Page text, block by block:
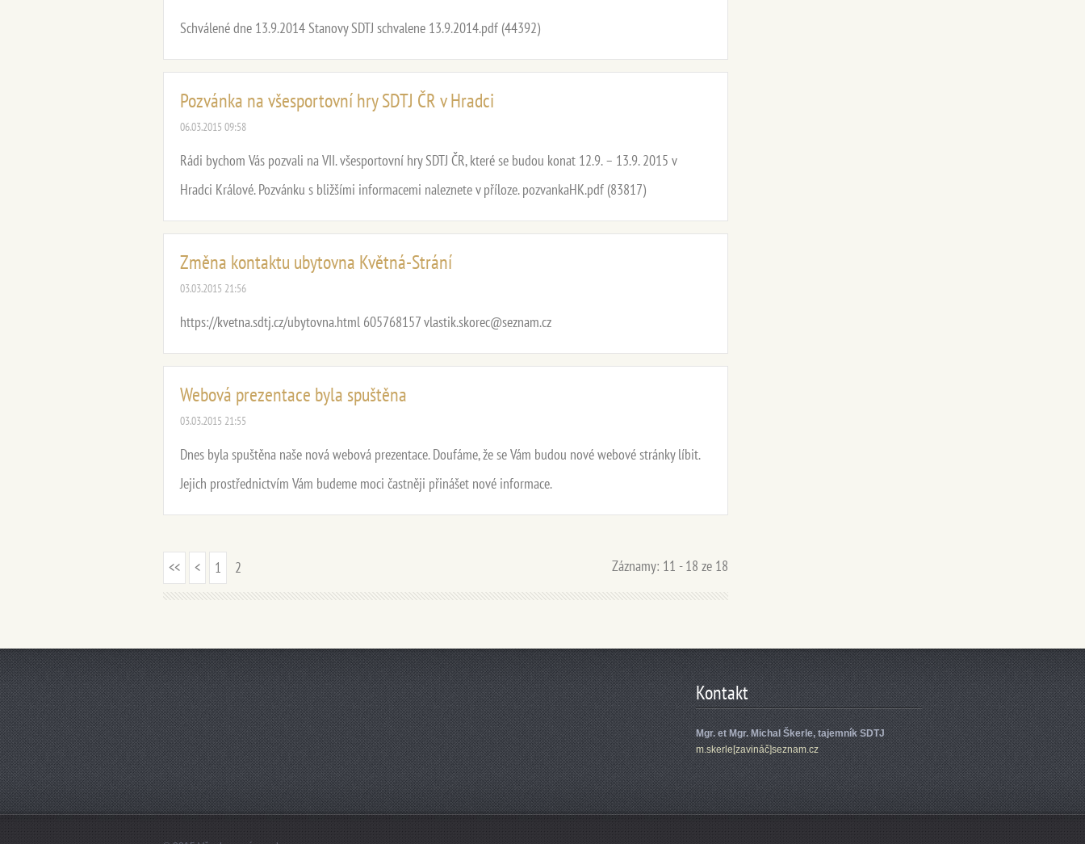
Schválené dne 13.9.2014 Stanovy SDTJ schvalene 13.9.2014.pdf (44392)
Pozvánka na všesportovní hry SDTJ ČR v Hradci
06.03.2015 09:58
Rádi bychom Vás pozvali na VII. všesportovní hry SDTJ ČR, které se budou konat 12.9. – 13.9. 2015 v
Hradci Králové. Pozvánku s bližšími informacemi naleznete v příloze. pozvankaHK.pdf (83817)
Změna kontaktu ubytovna Květná-Strání
03.03.2015 21:56
https://kvetna.sdtj.cz/ubytovna.html 605768157 vlastik.skorec@seznam.cz
Webová prezentace byla spuštěna
03.03.2015 21:55
Dnes byla spuštěna naše nová webová prezentace. Doufáme, že se Vám budou nové webové stránky líbit.
Jejich prostřednictvím Vám budeme moci častněji přinášet nové informace.
Záznamy: 11 - 18 ze 18
<< < 1 2
Kontakt
Mgr. et Mgr. Michal Škerle, tajemník SDTJ
m.skerle[zavináč]seznam.cz